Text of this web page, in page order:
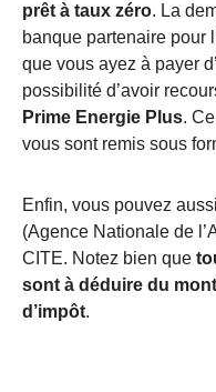
prêt à taux zéro. La
banque partenaire pour
que vous ayez à payer
possibilité d’avoir
Prime Energie Plus.
vous sont remis sous
Enfin, vous pouvez
(Agence Nationale de
CITE. Notez bien que
sont à déduire du
d’impôt.